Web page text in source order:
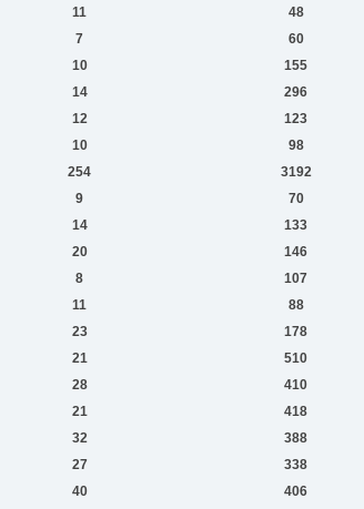
11 48
7 60
10 155
14 296
12 123
10 98
254 3192
9 70
14 133
20 146
8 107
11 88
23 178
21 510
28 410
21 418
32 388
27 338
40 406